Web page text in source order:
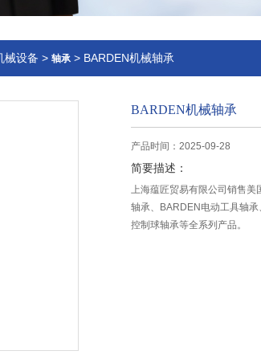
械设备 > 轴承 > BARDEN机械轴承
BARDEN机械轴承
产品时间：2025-09-28
简要描述：
上海蕴匠贸易有限公司销售
轴承、BARDEN电动工具轴
控制球轴承等全系列产品。